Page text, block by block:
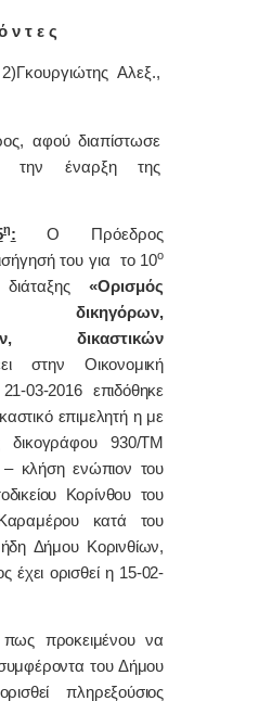
ν τ ε ς
Αλεξ.,
διαπίστωσε
την έναρξη της
η: Ο Πρόεδρος
του για τo 10ο
«Ορισμός
δικηγόρων,
δικαστικών
στην Οικονομική
03-2016 επιδόθηκε
επιμελητή η με
δικογράφου 930/ΤΜ
κλήση ενώπιον του
Κορίνθου του
κατά του
Δήμου Κορινθίων,
έχει ορισθεί η 15-02-
προκειμένου να
του Δήμου
πληρεξούσιος